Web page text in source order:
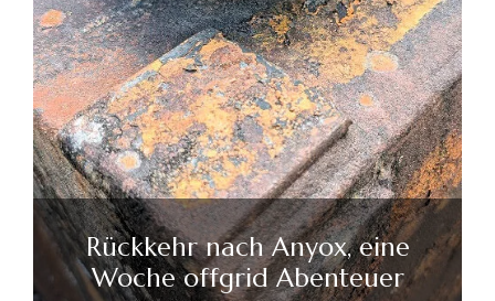
Rückkehr nach Anyox, eine
Woche offgrid Abenteuer